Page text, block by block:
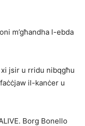
m’għandha l-ebda
jsir u rridu nibqgħu
il-kanċer u
Borg Bonello